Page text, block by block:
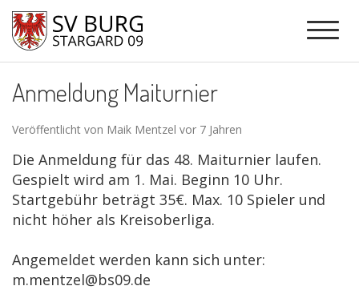
Anmeldung Maiturnier
Veröffentlicht von Maik Mentzel vor 7 Jahren
Die Anmeldung für das 48. Maiturnier laufen.
Gespielt wird am 1. Mai. Beginn 10 Uhr.
Startgebühr beträgt 35€. Max. 10 Spieler und
nicht höher als Kreisoberliga.
Angemeldet werden kann sich unter:
m.mentzel@bs09.de